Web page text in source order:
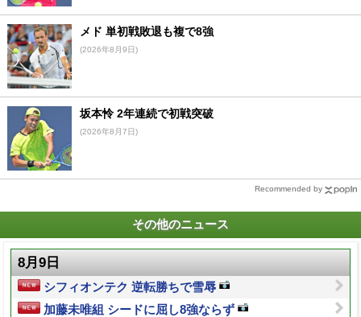
メド 単初戦敗退も複で8強
(2026年8月9日)
坂本怜 2年連続で初戦突破
(2026年8月7日)
Recommended by
その他のニュース
8月9日
シフィオンテク 逆転勝ちで雪辱
加藤未唯組 シードに屈し8強ならず